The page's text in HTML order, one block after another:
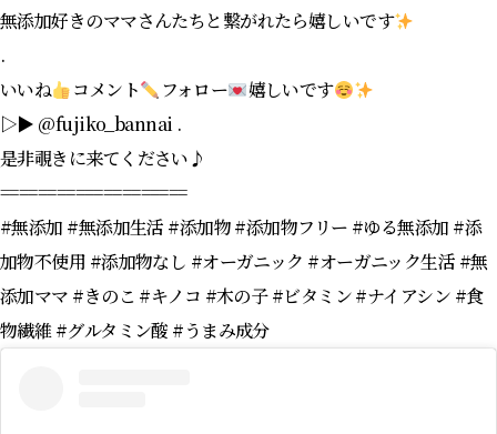
無添加好きのママさんたちと繋がれたら嬉しいです
.
いいね
コメント フォロー
嬉しいです
▷▶︎ @fujiko_bannai .
是非覗きに来てください♪
====================
#無添加 #無添加生活 #添加物 #添加物フリー #ゆる無添加 #添
加物不使用 #添加物なし #オーガニック #オーガニック生活 #無
添加ママ #きのこ #キノコ #木の子 #ビタミン #ナイアシン #食
物繊維 #グルタミン酸 #うまみ成分